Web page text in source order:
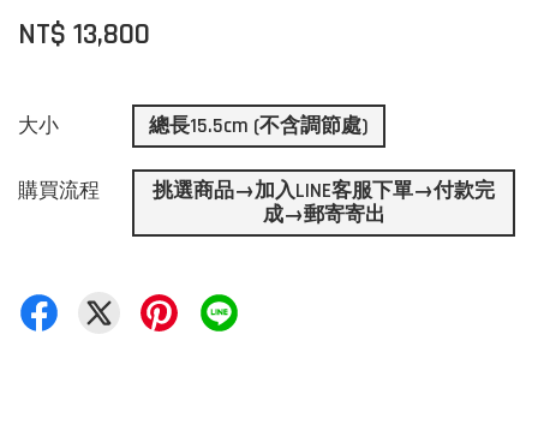
NT$ 13,800
大小 總長15.5cm (不含調節處)
購買流程
挑選商品→加入LINE客服下單→付款完
成→郵寄寄出